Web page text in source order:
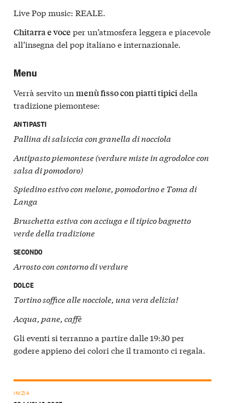
Live Pop music: REALE.
Chitarra e voce per un’atmosfera leggera e piacevole
all’insegna del pop italiano e internazionale.
Menu
Verrà servito un menù fisso con piatti tipicidella
tradizione piemontese:
ANTIPASTI
Pallina di salsiccia con granella di nocciola
Antipasto piemontese (verdure miste in agrodolce con
salsa di pomodoro)
Spiedino estivo con melone, pomodorino e Toma di
Langa
Bruschetta estiva con acciuga e il tipico bagnetto
verde della tradizione
SECONDO
Arrosto con contorno di verdure
DOLCE
Tortino soffice alle nocciole, una vera delizia!
Acqua, pane, caffè
Gli eventi si terranno a partire dalle 19:30 per
godere appieno dei colori che il tramonto ci regala.
INIZIA